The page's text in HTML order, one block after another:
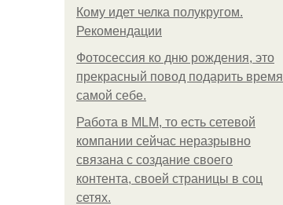
Кому идет челка полукругом.
Рекомендации
Фотосессия ко дню рождения, это
прекрасный повод подарить время
самой себе.
Работа в MLM, то есть сетевой
компании сейчас неразрывно
связана с создание своего
контента, своей страницы в соц
сетях.